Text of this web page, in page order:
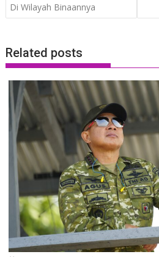
Di Wilayah Binaannya
Related posts